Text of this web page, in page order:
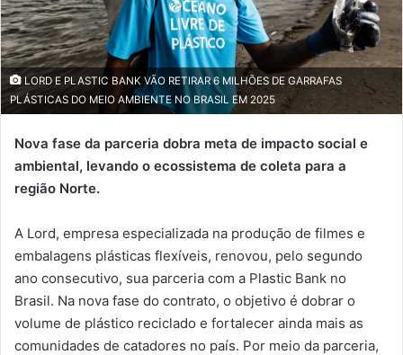
LORD E PLASTIC BANK VÃO RETIRAR 6 MILHÕES DE GARRAFAS
PLÁSTICAS DO MEIO AMBIENTE NO BRASIL EM 2025
Nova fase da parceria dobra meta de impacto social e
ambiental, levando o ecossistema de coleta para a
região Norte.
A Lord, empresa especializada na produção de filmes e
embalagens plásticas flexíveis, renovou, pelo segundo
ano consecutivo, sua parceria com a Plastic Bank no
Brasil. Na nova fase do contrato, o objetivo é dobrar o
volume de plástico reciclado e fortalecer ainda mais as
comunidades de catadores no país. Por meio da parceria,